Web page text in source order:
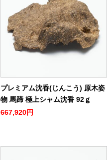
プレミアム沈香(じんこう) 原木姿
物 馬蹄 極上シャム沈香 92ｇ
667,920円